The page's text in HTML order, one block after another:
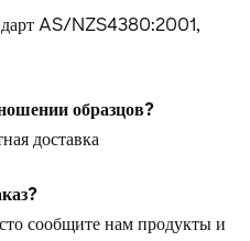
AS/NZS4380:2001,
образцов?
доставка
сообщите нам продукты и